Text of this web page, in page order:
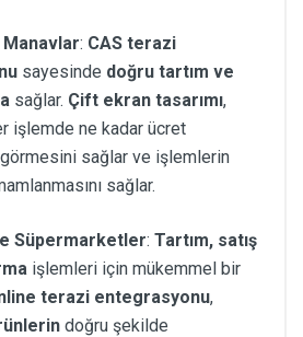
: CAS terazi
sayesinde doğru tartım ve
sağlar. Çift ekran tasarımı,
işlemde ne kadar ücret
sağlar ve işlemlerin
sağlar.
Süpermarketler: Tartım, satış
işlemleri için mükemmel bir
terazi entegrasyonu,
doğru şekilde